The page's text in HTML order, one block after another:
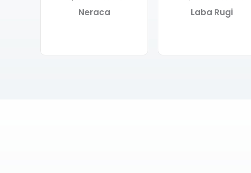
Neraca Laba Rugi